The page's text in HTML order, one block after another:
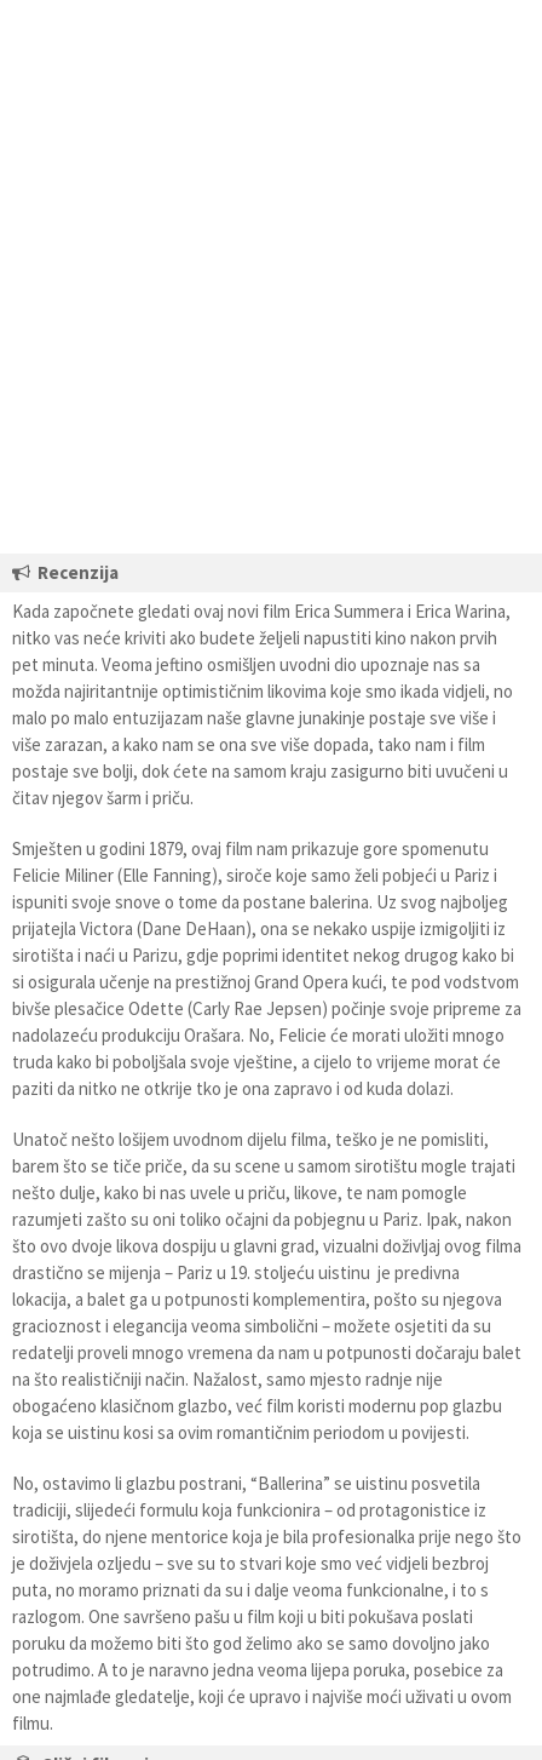
Recenzija
Kada započnete gledati ovaj novi film Erica Summera i Erica Warina,
nitko vas neće kriviti ako budete željeli napustiti kino nakon prvih
pet minuta. Veoma jeftino osmišljen uvodni dio upoznaje nas sa
možda najiritantnije optimističnim likovima koje smo ikada vidjeli, no
malo po malo entuzijazam naše glavne junakinje postaje sve više i
više zarazan, a kako nam se ona sve više dopada, tako nam i film
postaje sve bolji, dok ćete na samom kraju zasigurno biti uvučeni u
čitav njegov šarm i priču.
Smješten u godini 1879, ovaj film nam prikazuje gore spomenutu
Felicie Miliner (Elle Fanning), siroče koje samo želi pobjeći u Pariz i
ispuniti svoje snove o tome da postane balerina. Uz svog najboljeg
prijatejla Victora (Dane DeHaan), ona se nekako uspije izmigoljiti iz
sirotišta i naći u Parizu, gdje poprimi identitet nekog drugog kako bi
si osigurala učenje na prestižnoj Grand Opera kući, te pod vodstvom
bivše plesačice Odette (Carly Rae Jepsen) počinje svoje pripreme za
nadolazeću produkciju Orašara. No, Felicie će morati uložiti mnogo
truda kako bi poboljšala svoje vještine, a cijelo to vrijeme morat će
paziti da nitko ne otkrije tko je ona zapravo i od kuda dolazi.
Unatoč nešto lošijem uvodnom dijelu filma, teško je ne pomisliti,
barem što se tiče priče, da su scene u samom sirotištu mogle trajati
nešto dulje, kako bi nas uvele u priču, likove, te nam pomogle
razumjeti zašto su oni toliko očajni da pobjegnu u Pariz. Ipak, nakon
što ovo dvoje likova dospiju u glavni grad, vizualni doživljaj ovog filma
drastično se mijenja – Pariz u 19. stoljeću uistinu je predivna
lokacija, a balet ga u potpunosti komplementira, pošto su njegova
gracioznost i elegancija veoma simbolični – možete osjetiti da su
redatelji proveli mnogo vremena da nam u potpunosti dočaraju balet
na što realističniji način. Nažalost, samo mjesto radnje nije
obogaćeno klasičnom glazbo, već film koristi modernu pop glazbu
koja se uistinu kosi sa ovim romantičnim periodom u povijesti.
No, ostavimo li glazbu postrani, “Ballerina” se uistinu posvetila
tradiciji, slijedeći formulu koja funkcionira – od protagonistice iz
sirotišta, do njene mentorice koja je bila profesionalka prije nego što
je doživjela ozljedu – sve su to stvari koje smo već vidjeli bezbroj
puta, no moramo priznati da su i dalje veoma funkcionalne, i to s
razlogom. One savršeno pašu u film koji u biti pokušava poslati
poruku da možemo biti što god želimo ako se samo dovoljno jako
potrudimo. A to je naravno jedna veoma lijepa poruka, posebice za
one najmlađe gledatelje, koji će upravo i najviše moći uživati u ovom
filmu.